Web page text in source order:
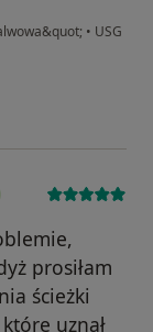
• USG
prosiłam
ścieżki
uznał